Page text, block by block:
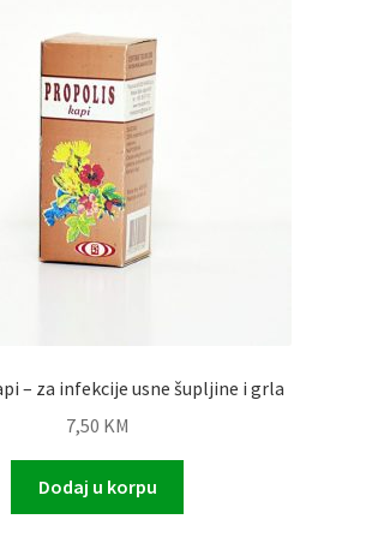
– za infekcije usne šupljine i grla
7,50 KM
Dodaj u korpu